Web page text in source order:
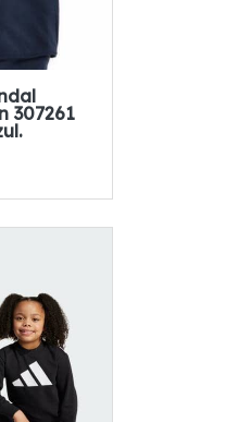
307261